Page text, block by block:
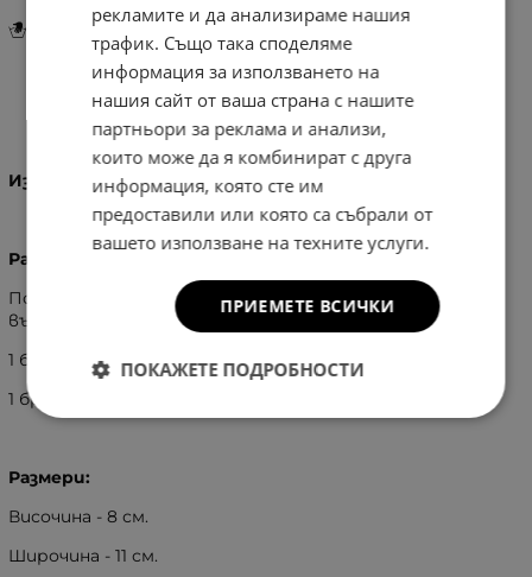
Инструкции за грижа и поддръжка
Информация
Изработка:Естествена кожа
Разпределение:
Портмонето се затваря с капак с копче тик-так,
вътре в него има:
1 бр. отделение с цип
1 бр. отделение без цип
Размери:
Височина - 8 см.
Широчина - 11 см.
рекламите и да анализираме нашия
трафик. Също така споделяме
информация за използването на
нашия сайт от ваша страна с нашите
партньори за реклама и анализи,
които може да я комбинират с друга
информация, която сте им
предоставили или която са събрали от
вашето използване на техните услуги.
ПРИЕМЕТЕ ВСИЧКИ
ПОКАЖЕТЕ ПОДРОБНОСТИ